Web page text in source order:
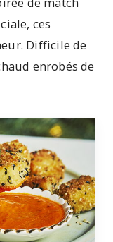
ces
Difficile de
enrobés de